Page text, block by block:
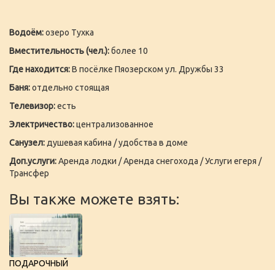
Водоём:озеро Тухка
Вместительность (чел.):более 10
Где находится:В посёлке Пяозерском ул. Дружбы 33
Баня:отдельно стоящая
Телевизор:есть
Электричество:централизованное
Санузел: душевая кабина / удобства в доме
Доп.услуги:Аренда лодки / Аренда снегохода / Услуги егеря /
Трансфер
Вы также можете взять:
ПОДАРОЧНЫЙ